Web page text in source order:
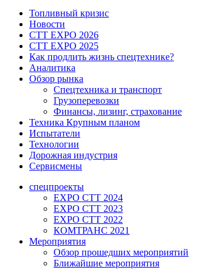
Топливный кризис
Новости
CTT EXPO 2026
CTT EXPO 2025
Как продлить жизнь спецтехнике?
Аналитика
Обзор рынка
Спецтехника и транспорт
Грузоперевозки
Финансы, лизинг, страхование
Техника Крупным планом
Испытатели
Технологии
Дорожная индустрия
Сервисмены
спецпроекты
EXPO CTT 2024
EXPO CTT 2023
EXPO CTT 2022
КОМТРАНС 2021
Мероприятия
Обзор прошедших мероприятий
Ближайшие мероприятия